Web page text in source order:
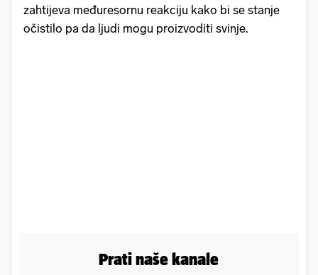
zahtijeva međuresornu reakciju kako bi se stanje
očistilo pa da ljudi mogu proizvoditi svinje.
Prati naše kanale